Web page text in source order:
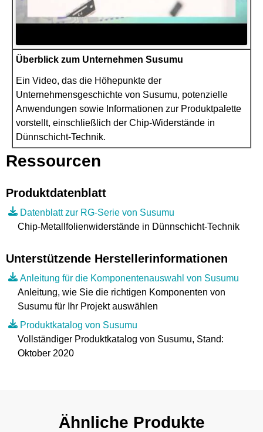
Überblick zum Unternehmen Susumu
Ein Video, das die Höhepunkte der
Unternehmensgeschichte von Susumu, potenzielle
Anwendungen sowie Informationen zur Produktpalette
vorstellt, einschließlich der Chip-Widerstände in
Dünnschicht-Technik.
Ressourcen
Produktdatenblatt
Datenblatt zur RG-Serie von Susumu
Chip-Metallfolienwiderstände in Dünnschicht-Technik
Unterstützende Herstellerinformationen
Anleitung für die Komponentenauswahl von Susumu
Anleitung, wie Sie die richtigen Komponenten von
Susumu für Ihr Projekt auswählen
Produktkatalog von Susumu
Vollständiger Produktkatalog von Susumu, Stand:
Oktober 2020
Ähnliche Produkte